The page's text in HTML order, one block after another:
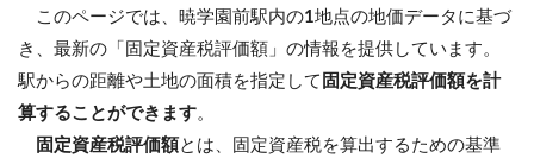
このページでは、暁学園前駅内の1地点の地価データに基づ
き、最新の「固定資産税評価額」の情報を提供しています。
駅からの距離や土地の面積を指定して 固定資産税評価額を計
算することができます。
固定資産税評価額とは、固定資産税を算出するための基準